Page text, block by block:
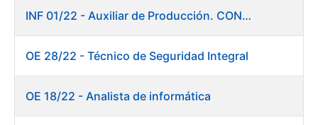
INF 01/22 - Auxiliar de Producción. CONSOLIDACIÓN EMPLEO TEMPORAL
OE 28/22 - Técnico de Seguridad Integral
OE 18/22 - Analista de informática